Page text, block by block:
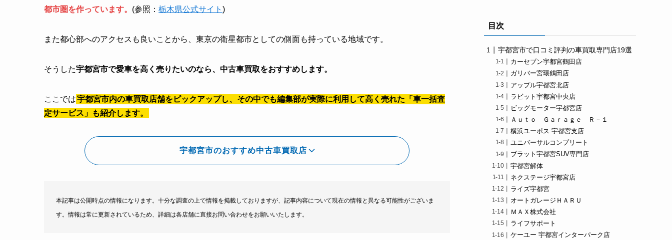
都市圏を作っています。 (参照： 栃木県公式サイト )
また都心部へのアクセスも良いことから、東京の衛星都市としての側面も持っている地域です。
そうした宇都宮市で愛車を高く売りたいのなら、中古車買取をおすすめします。
ここでは宇都宮市内の車買取店舗をピックアップし、その中でも編集部が実際に利用して高く売れた「車一括査
定サービス」も紹介します。
宇都宮市のおすすめ中古車買取店
本記事は公開時点の情報になります。十分な調査の上で情報を掲載しておりますが、記事内容について現在の情報と異なる可能性がございま
す。情報は常に更新されているため、詳細は各店舗に直接お問い合わせをお願いいたします。
目次
宇都宮市で口コミ評判の車買取専門店19選
カーセブン宇都宮鶴田店
ガリバー宮環鶴田店
アップル宇都宮北店
ラビット宇都宮中央店
ビッグモーター宇都宮店
Ａｕｔｏ Ｇａｒａｇｅ Ｒ－１
横浜ユーポス 宇都宮支店
ユニバーサルコンプリート
ブラット宇都宮SUV専門店
宇都宮解体
ネクステージ宇都宮店
ライズ宇都宮
オートガレージＨＡＲＵ
ＭＡＸ株式会社
ライフサポート
ケーユー 宇都宮インターパーク店